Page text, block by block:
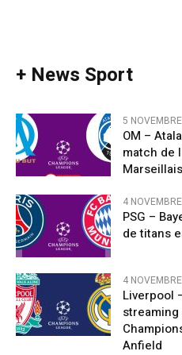
+ News Sport
5
OM –
match de
Marseillais
4
PSG –
de titans
4
Liverpool
Anfield